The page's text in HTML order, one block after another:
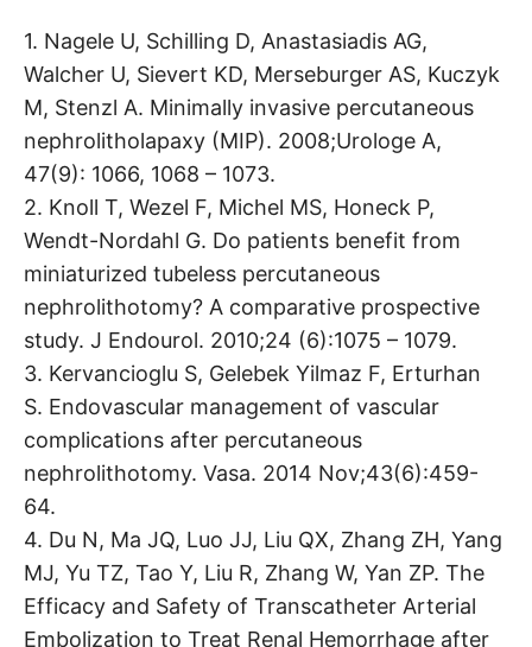
1. Nagele U, Schilling D, Anastasiadis AG,
Walcher U, Sievert KD, Merseburger AS, Kuczyk
M, Stenzl A. Minimally invasive percutaneous
nephrolitholapaxy (MIP). 2008;Urologe A,
47(9): 1066, 1068 – 1073.
2. Knoll T, Wezel F, Michel MS, Honeck P,
Wendt-Nordahl G. Do patients benefit from
miniaturized tubeless percutaneous
nephrolithotomy? A comparative prospective
study. J Endourol. 2010;24 (6):1075 – 1079.
3. Kervancioglu S, Gelebek Yilmaz F, Erturhan
S. Endovascular management of vascular
complications after percutaneous
nephrolithotomy. Vasa. 2014 Nov;43(6):459-
64.
4. Du N, Ma JQ, Luo JJ, Liu QX, Zhang ZH, Yang
MJ, Yu TZ, Tao Y, Liu R, Zhang W, Yan ZP. The
Efficacy and Safety of Transcatheter Arterial
Embolization to Treat Renal Hemorrhage after